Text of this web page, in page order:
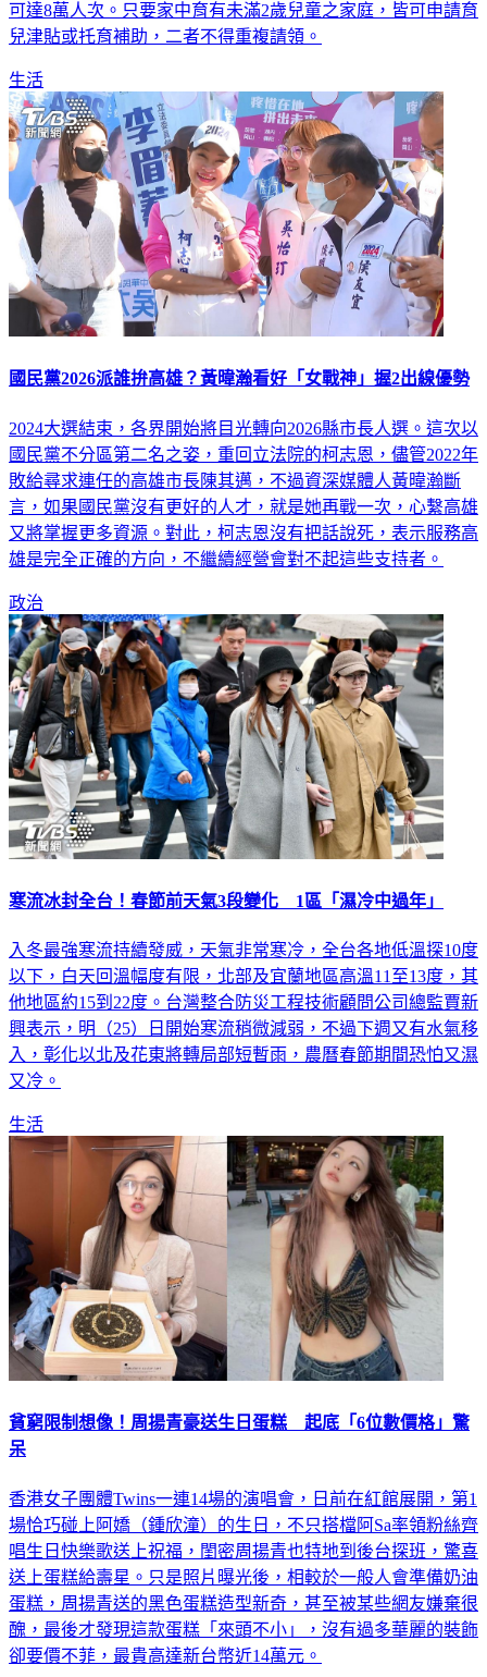
可達8萬人次。只要家中育有未滿2歲兒童之家庭，皆可申請育
兒津貼或托育補助，二者不得重複請領。
生活
國民黨2026派誰拚高雄？黃暐瀚看好「女戰神」握2出線優勢
2024大選結束，各界開始將目光轉向2026縣市長人選。這次以
國民黨不分區第二名之姿，重回立法院的柯志恩，儘管2022年
敗給尋求連任的高雄市長陳其邁，不過資深媒體人黃暐瀚斷
言，如果國民黨沒有更好的人才，就是她再戰一次，心繫高雄
又將掌握更多資源。對此，柯志恩沒有把話說死，表示服務高
雄是完全正確的方向，不繼續經營會對不起這些支持者。
政治
寒流冰封全台！春節前天氣3段變化 1區「濕冷中過年」
入冬最強寒流持續發威，天氣非常寒冷，全台各地低溫探10度
以下，白天回溫幅度有限，北部及宜蘭地區高溫11至13度，其
他地區約15到22度。台灣整合防災工程技術顧問公司總監賈新
興表示，明（25）日開始寒流稍微減弱，不過下週又有水氣移
入，彰化以北及花東將轉局部短暫雨，農曆春節期間恐怕又濕
又冷。
生活
貧窮限制想像！周揚青豪送生日蛋糕 起底「6位數價格」驚
呆
香港女子團體Twins一連14場的演唱會，日前在紅館展開，第1
場恰巧碰上阿嬌（鍾欣潼）的生日，不只搭檔阿Sa率領粉絲齊
唱生日快樂歌送上祝福，閨密周揚青也特地到後台探班，驚喜
送上蛋糕給壽星。只是照片曝光後，相較於一般人會準備奶油
蛋糕，周揚青送的黑色蛋糕造型新奇，甚至被某些網友嫌棄很
醜，最後才發現這款蛋糕「來頭不小」，沒有過多華麗的裝飾
卻要價不菲，最貴高達新台幣近14萬元。